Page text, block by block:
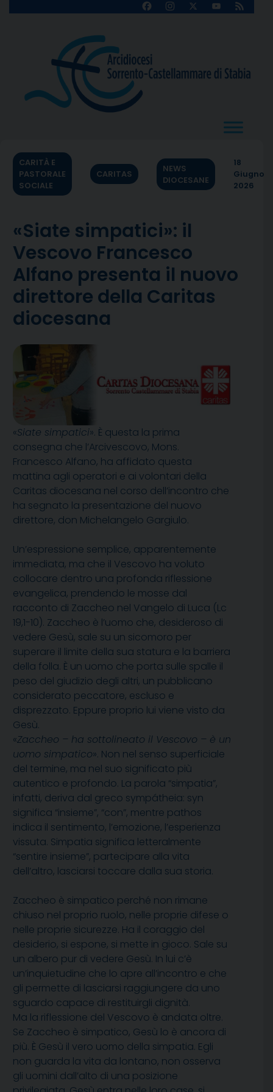
FacebookInstagram
X
YouTube
Feed
CARITÀ E
PASTORALE
SOCIALE
CARITAS
NEWS
DIOCESANE
18
Giugno
2026
«Siate simpatici»: il
Vescovo Francesco
Alfano presenta il nuovo
direttore della Caritas
diocesana
«Siate simpatici». È questa la prima
consegna che l’Arcivescovo, Mons.
Francesco Alfano, ha affidato questa
mattina agli operatori e ai volontari della
Caritas diocesana nel corso dell’incontro che
ha segnato la presentazione del nuovo
direttore, don Michelangelo Gargiulo.
Un’espressione semplice, apparentemente
immediata, ma che il Vescovo ha voluto
collocare dentro una profonda riflessione
evangelica, prendendo le mosse dal
racconto di Zaccheo nel Vangelo di Luca (Lc
19,1-10). Zaccheo è l’uomo che, desideroso di
vedere Gesù, sale su un sicomoro per
superare il limite della sua statura e la barriera
della folla. È un uomo che porta sulle spalle il
peso del giudizio degli altri, un pubblicano
considerato peccatore, escluso e
disprezzato. Eppure proprio lui viene visto da
Gesù.
«Zaccheo – ha sottolineato il Vescovo – è un
uomo simpatico». Non nel senso superficiale
del termine, ma nel suo significato più
autentico e profondo. La parola “simpatia”,
infatti, deriva dal greco sympátheia: syn
significa “insieme”, “con”, mentre pathos
indica il sentimento, l’emozione, l’esperienza
vissuta. Simpatia significa letteralmente
“sentire insieme”, partecipare alla vita
dell’altro, lasciarsi toccare dalla sua storia.
Zaccheo è simpatico perché non rimane
chiuso nel proprio ruolo, nelle proprie difese o
nelle proprie sicurezze. Ha il coraggio del
desiderio, si espone, si mette in gioco. Sale su
un albero pur di vedere Gesù. In lui c’è
un’inquietudine che lo apre all’incontro e che
gli permette di lasciarsi raggiungere da uno
sguardo capace di restituirgli dignità.
Ma la riflessione del Vescovo è andata oltre.
Se Zaccheo è simpatico, Gesù lo è ancora di
più. È Gesù il vero uomo della simpatia. Egli
non guarda la vita da lontano, non osserva
gli uomini dall’alto di una posizione